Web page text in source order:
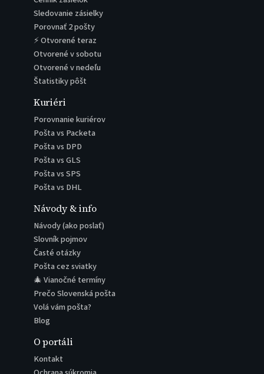
Sledovanie zásielky
Porovnať 2 pošty
⚡ Otvorené teraz
Otvorené v sobotu
Otvorené v nedeľu
Štatistiky pôšt
Kuriéri
Porovnanie kuriérov
Pošta vs Packeta
Pošta vs DPD
Pošta vs GLS
Pošta vs SPS
Pošta vs DHL
Návody & info
Návody (ako poslať)
Slovník pojmov
Časté otázky
Pošta cez sviatky
🎄 Vianočné termíny
Prečo Slovenská pošta
Volá vám pošta?
Blog
O portáli
Kontakt